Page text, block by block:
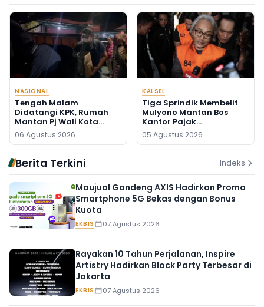
NASIONAL
Tengah Malam
Didatangi KPK, Rumah
Mantan Pj Wali Kota
Digeledah, Empat Koper
Dibawa
06 Agustus 2026
KALSEL
Tiga Sprindik Membelit
Mulyono Mantan Bos
Kantor Pajak
Banjarmasin
05 Agustus 2026
Berita Terkini Indeks
Maujual Gandeng AXIS Hadirkan Promo
Smartphone 5G Bekas dengan Bonus
Kuota
EKBIS 07 Agustus 2026
Rayakan 10 Tahun Perjalanan, Inspire
Artistry Hadirkan Block Party Terbesar di
Jakarta
EKBIS 07 Agustus 2026